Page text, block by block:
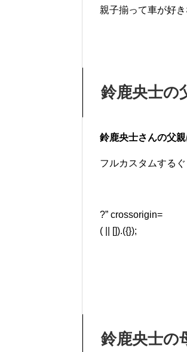
親子揃って車が好
鈴鹿央士の
鈴鹿央士さんの父
フルカスタムする
?” crossorigin=
( || []).({});
鈴鹿央士の